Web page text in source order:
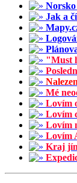
Norsko
Jak a
"Must
Mé
Lovím
Lovím
Lovím
Lovím
Kraj